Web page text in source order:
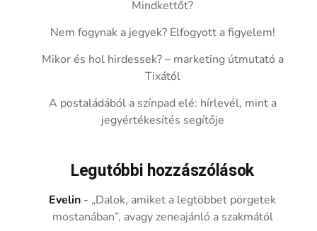
Mindkettőt?
Nem fogynak a jegyek? Elfogyott a figyelem!
Mikor és hol hirdessek? – marketing útmutató a
Tixától
A postaládából a színpad elé: hírlevél, mint a
jegyértékesítés segítője
Legutóbbi hozzászólások
Evelin - „Dalok, amiket a legtöbbet pörgetek
mostanában”, avagy zeneajánló a szakmától